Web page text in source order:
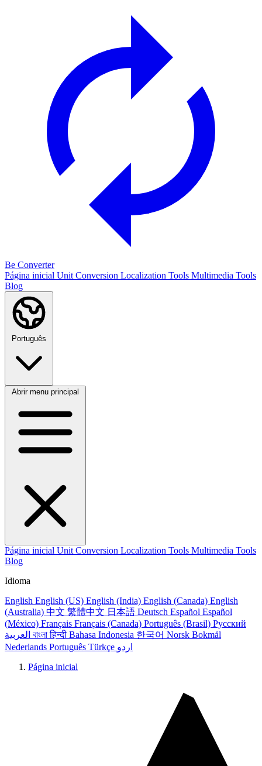
Be Converter
Página inicial Unit Conversion Localization Tools Multimedia Tools
Blog
Português
Abrir menu principal
Página inicial Unit Conversion Localization Tools Multimedia Tools
Blog
Idioma
English English (US) English (India) English (Canada) English
(Australia) 中文 繁體中文 日本語 Deutsch Español Español
(México) Français Français (Canada) Português (Brasil) Русский
বাংলাहिन्दी Bahasa Indonesia 한국어 Norsk Bokmål
Nederlands Português Türkçe اردو
Página inicial